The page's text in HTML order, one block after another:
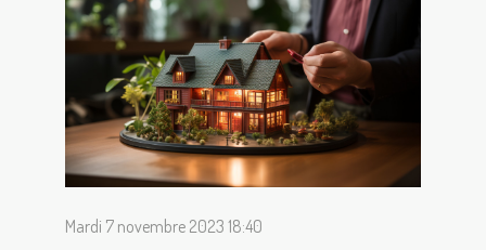
Mardi 7 novembre 2023 18:40